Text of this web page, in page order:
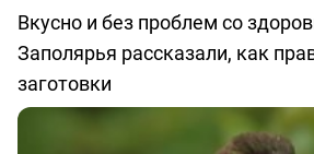
Вкусно и без проблем со
Заполярья рассказали, как
заготовки